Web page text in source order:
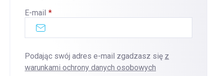
E-mail
Podając swój adres e-mail zgadzasz się z
warunkami ochrony danych osobowych